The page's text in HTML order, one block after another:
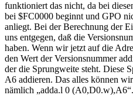
funktioniert das nicht, da bei
bei $FC0000 beginnt und GPO
anliegt. Bei der Berechnung der
uns entgegen, daß die
haben. Wenn wir jetzt auf die
den Wert der Versionsnummer
der die Sprungweite steht. Diese
A6 addieren. Das alles können
nämlich „adda.l 0